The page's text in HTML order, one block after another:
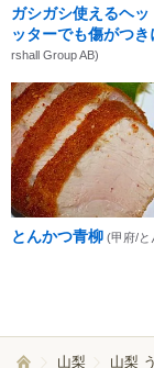
ガシガシ使えるヘッ
ッターでも傷がつき
rshall Group AB)
とんかつ青柳 (甲府/と
山梨 山梨